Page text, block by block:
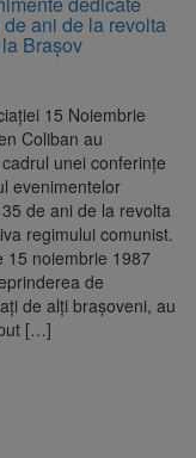
ani de la revolta
Brașov
15 Noiembrie
Coliban au
unei conferințe
evenimentelor
de ani de la revolta
regimului comunist.
15 noiembrie 1987
de
de alți brașoveni, au
[…]